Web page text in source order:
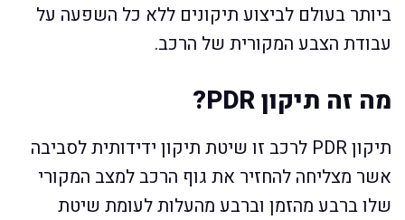
ביותר בעולם לביצוע תיקונים ללא כל השפעה על
עבודת הצבע המקורית של הרכב.
מה זה תיקון PDR?
תיקון PDR לרכב זו שיטת תיקון ידידותית לסביבה
אשר מצליחה להחזיר את גוף הרכב למצב המקורי
שלו ברבע מהזמן וברבע מהעלות לעומת שיטת